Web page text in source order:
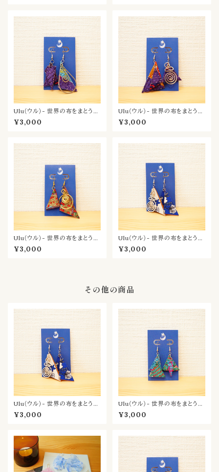
Ulu（ウル）- 世界の布をまとう耳
飾り／あめ
¥3,000
Ulu（ウル）- 世界の布をまとう耳
飾り／むらさき
¥3,000
Ulu（ウル）- 世界の布をまとう耳
飾り／こがね
¥3,000
Ulu（ウル）- 世界の布をまとう耳
飾り／あおい
¥3,000
その他の商品
Ulu（ウル）- 世界の布をまとう耳
飾り／あおい
¥3,000
Ulu（ウル）- 世界の布をまとう耳
飾り／もえ
¥3,000